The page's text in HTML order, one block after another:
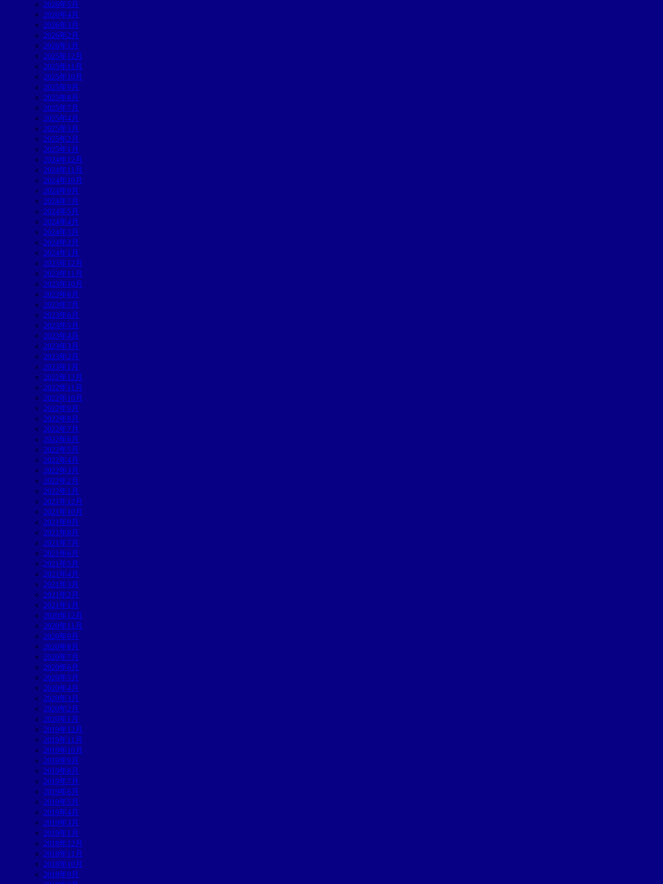
2026年5月
2026年4月
2026年3月
2026年2月
2026年1月
2025年12月
2025年11月
2025年10月
2025年9月
2025年8月
2025年7月
2025年4月
2025年3月
2025年2月
2025年1月
2024年12月
2024年11月
2024年10月
2024年9月
2024年7月
2024年5月
2024年4月
2024年3月
2024年2月
2024年1月
2023年12月
2023年11月
2023年10月
2023年8月
2023年7月
2023年6月
2023年5月
2023年4月
2023年3月
2023年2月
2023年1月
2022年12月
2022年11月
2022年10月
2022年9月
2022年8月
2022年7月
2022年6月
2022年5月
2022年4月
2022年3月
2022年2月
2022年1月
2021年12月
2021年10月
2021年9月
2021年8月
2021年7月
2021年6月
2021年5月
2021年4月
2021年3月
2021年2月
2021年1月
2020年12月
2020年11月
2020年9月
2020年8月
2020年7月
2020年6月
2020年5月
2020年4月
2020年3月
2020年2月
2020年1月
2019年12月
2019年11月
2019年10月
2019年9月
2019年8月
2019年7月
2019年6月
2019年5月
2019年4月
2019年3月
2019年1月
2018年12月
2018年11月
2018年10月
2018年9月